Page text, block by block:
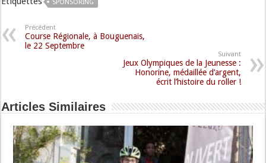
SPONSORING
Précédent
Course Régionale, à Bouguenais,
le 22 Septembre
Suivant
Jeux Olympiques de la Jeunesse :
Honorine, médaillée d’argent,
écrit l’histoire du roller !
Articles Similaires